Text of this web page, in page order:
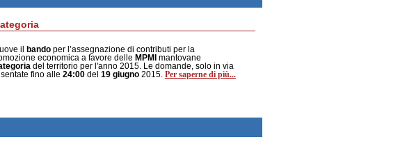
il bandoper l’assegnazione di contributi per la
economica a favore delle MPMI
mantovane
del territorio per l'anno 2015. Le domande, solo in via
fino alle 24:00del 19 giugno2015. Per saperne di più...